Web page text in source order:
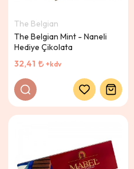
The Belgian
The Belgian Mint - Naneli
Hediye Çikolata
32,41
+kdv